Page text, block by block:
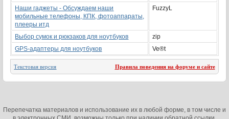
Наши гаджеты - Обсуждаем наши
мобильные телефоны, КПК, фотоаппараты,
плееры итд
FuzzyL
Выбор сумок и рюкзаков для ноутбуков
zip
GPS-адаптеры для ноутбуков
Ve®t
Текстовая версия Правила поведения на форуме и сайте
Перепечатка материалов и использование их в любой форме, в том числе и